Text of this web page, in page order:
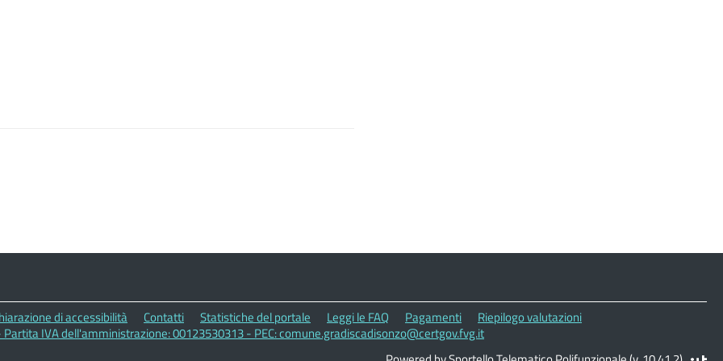
di accessibilità Contatti Statistiche del portale Leggi le FAQ Pagamenti
Riepilogo valutazioni
Partita IVA dell'amministrazione: 00123530313 - PEC: comune.gradiscadisonzo@certgov.fvg.it